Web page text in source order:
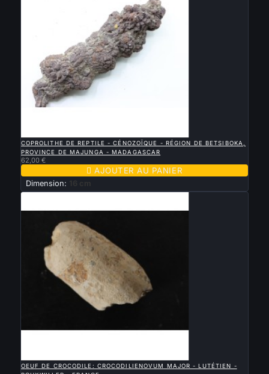
COPROLITHE DE REPTILE - CÉNOZOÏQUE - RÉGION DE BETSIBOKA,
PROVINCE DE MAJUNGA - MADAGASCAR
62,00 €
 AJOUTER AU PANIER
Dimension: 16 cm
OEUF DE CROCODILE: CROCODILIENOVUM MAJOR - LUTÉTIEN -